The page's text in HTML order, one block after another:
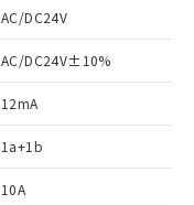
AC/DC24V
AC/DC24V±10%
12mA
1a+1b
10A